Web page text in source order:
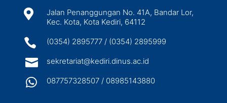

Jalan Penanggungan No. 41A, Bandar Lor,
Kec. Kota, Kota Kediri, 64112
 (0354) 2895777 / (0354) 2895999
 sekretariat@kediri.dinus.ac.id
 087757328507 / 08985143880